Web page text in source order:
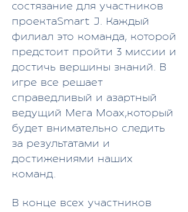
состязание для участников
проектаSmart J. Каждый
филиал это команда, которой
предстоит пройти 3 миссии и
достичь вершины знаний. В
игре все решает
справедливый и азартный
ведущий Мега Моах,который
будет внимательно следить
за результатами и
достижениями наших
команд.
В конце всех участников